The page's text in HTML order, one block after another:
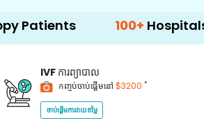
100+ Hospitals & Clinics
IVF ការព្យាបាល
កញ្ចប់ចាប់ផ្តើមនៅ $3200 *
ចាប់ផ្តើមការវាយតម្លៃ